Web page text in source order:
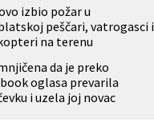
izbio požar u
peščari, vatrogasci i
na terenu
da je preko
oglasa prevarila
i uzela joj novac